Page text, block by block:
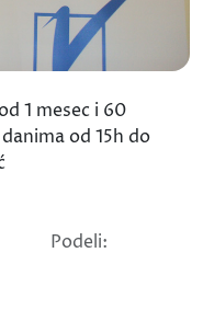
1 mesec i 60
od 15h do
Podeli: